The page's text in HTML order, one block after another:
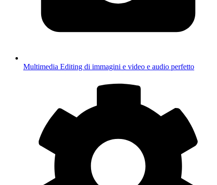
Multimedia Editing di immagini e video e audio perfetto